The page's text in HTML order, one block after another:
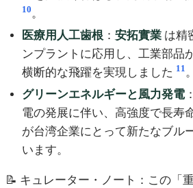
10。
医療用人工歯根 ： 安拓實業 は精
ンプラントに応用し、工業部品
横断的な飛躍を実現しました 11 。
グリーンエネルギーと風力発電
電の発展に伴い、高強度で長寿
が台湾企業にとって新たなブル
います。
📝 キュレーター・ノート：この「